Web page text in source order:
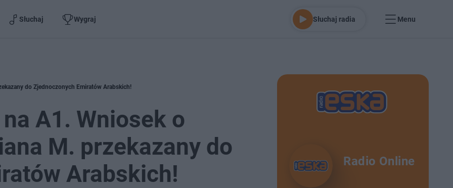
Słuchaj Wygraj Słuchaj radia Menu
do Zjednoczonych Emiratów Arabskich!
A1. Wniosek o
M. przekazany do
Arabskich!
Radio Online